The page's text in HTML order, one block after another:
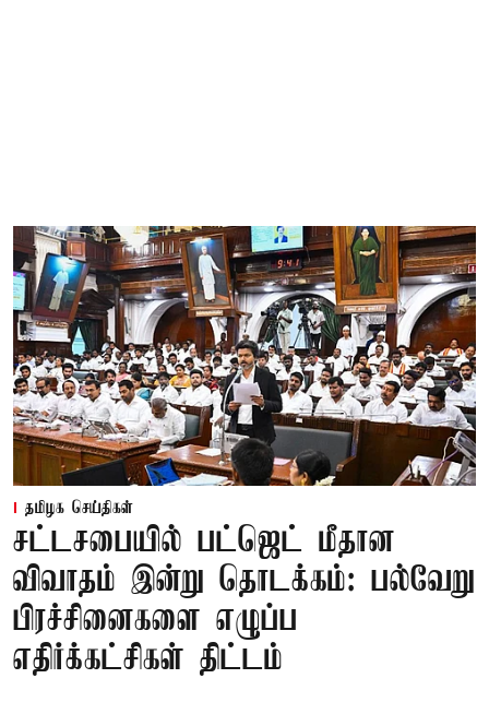
தமிழக செய்திகள்
சட்டசபையில் பட்ஜெட் மீதான
விவாதம் இன்று தொடக்கம்: பல்வேறு
பிரச்சினைகளை எழுப்ப
எதிர்க்கட்சிகள் திட்டம்